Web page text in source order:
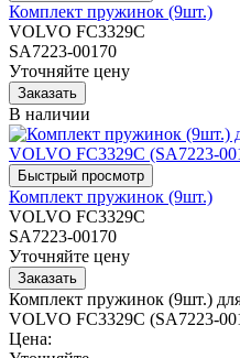
Комплект пружинок (9шт.)
VOLVO FC3329C
SA7223-00170
Уточняйте цену
В наличии
Комплект пружинок (9шт.)
VOLVO FC3329C
SA7223-00170
Уточняйте цену
Комплект пружинок (9шт.)
VOLVO FC3329C (SA7223-
Цена: